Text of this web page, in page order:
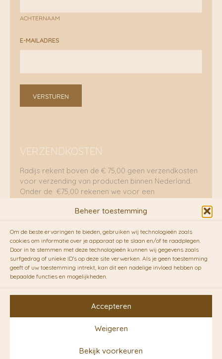
Beheer toestemming
Om de beste ervaringen te bieden, gebruiken wij technologieën zoals
cookies om informatie over je apparaat op te slaan en/of te raadplegen.
Door in te stemmen met deze technologieën kunnen wij gegevens zoals
surfgedrag of unieke ID's op deze site verwerken. Als je geen toestemming
geeft of uw toestemming intrekt, kan dit een nadelige invloed hebben op
bepaalde functies en mogelijkheden.
Accepteren
Weigeren
Bekijk voorkeuren
ACHTERNAAM
E-MAILADRES
VERSTUREN
VERZENDKOSTEN
Radijs rekent boven de € 75,00 geen verzendkosten
voor verzending van producten binnen Nederland.
Onder de €75,00 rekenen we voor een
RADIJS werkt samen met de duurzame bezorgdienst
vanFietskoeriers.nl. Pakketten (mits voorradig) voor
10.00 uur besteld op een doordeweekse dag,
bezorgen zij soms nog op dezelfde dag in de
avonduren! Brievenbuspakjes de volgende dag. En
waar mogelijk ook echt op de fiets!!
Conceptstore | Designed by